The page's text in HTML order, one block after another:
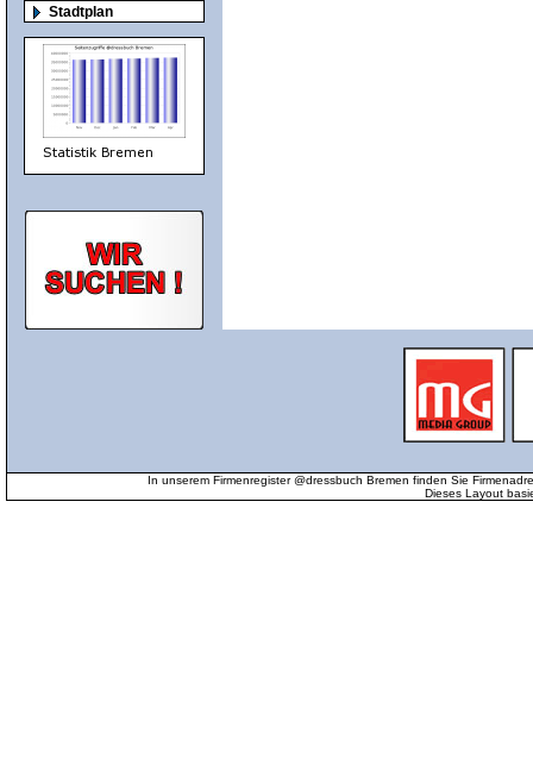
Stadtplan
In unserem Firmenregister @dressbuch Bremen finden Sie
Dieses Layout